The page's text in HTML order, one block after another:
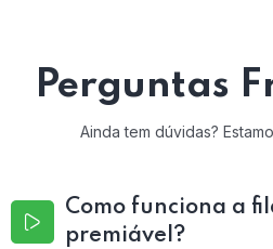
Perguntas
Ainda tem dúvidas?
Como funciona a
premiável?